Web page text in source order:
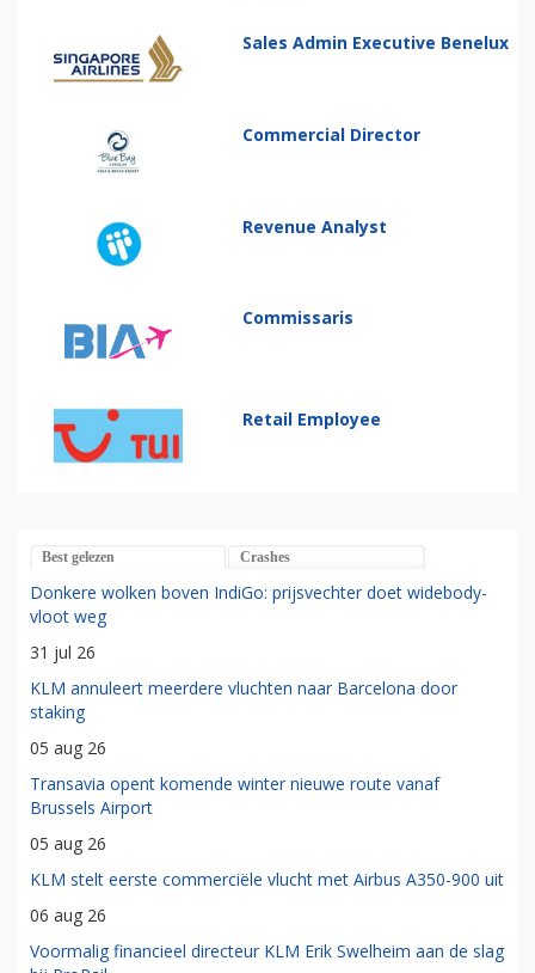
Sales Admin Executive Benelux
Commercial Director
Revenue Analyst
Commissaris
Retail Employee
Best gelezen Crashes
Donkere wolken boven IndiGo: prijsvechter doet widebody-
vloot weg
31 jul 26
KLM annuleert meerdere vluchten naar Barcelona door
staking
05 aug 26
Transavia opent komende winter nieuwe route vanaf
Brussels Airport
05 aug 26
KLM stelt eerste commerciële vlucht met Airbus A350-900 uit
06 aug 26
Voormalig financieel directeur KLM Erik Swelheim aan de slag